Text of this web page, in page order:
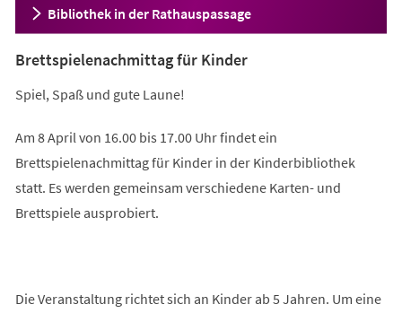
Bibliothek in der Rathauspassage
Brettspielenachmittag für Kinder
Spiel, Spaß und gute Laune!
Am 8 April von 16.00 bis 17.00 Uhr findet ein
Brettspielenachmittag für Kinder in der Kinderbibliothek
statt. Es werden gemeinsam verschiedene Karten- und
Brettspiele ausprobiert.
Die Veranstaltung richtet sich an Kinder ab 5 Jahren. Um eine